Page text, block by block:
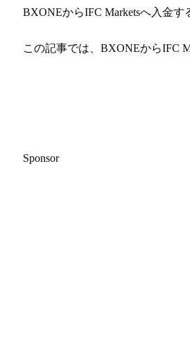
BXONEからIFC Marketsへ入金す
この記事では、BXONEからIFC
Sponsor